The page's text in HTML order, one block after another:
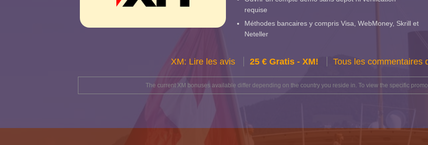
requise
Méthodes bancaires y compris Visa, WebMoney, Skrill et
Neteller
XM: Lire les avis 25 € Gratis - XM! Tous les commentaires
The current XM bonuses available differ depending on the country you reside in. To view the specific